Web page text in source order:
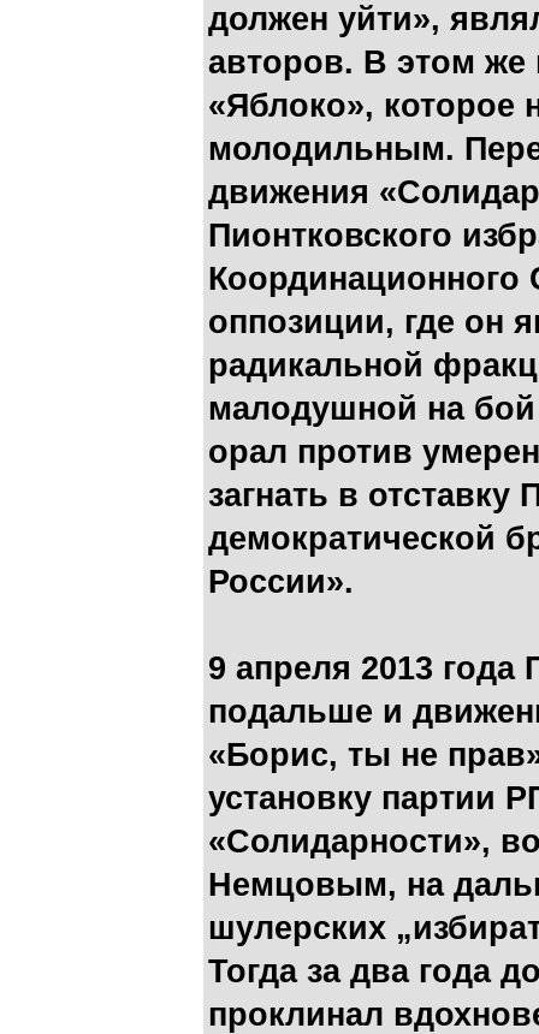
должен уйти»,
авторов. В этом же
«Яблоко», которое
молодильным.
движения
Пионтковского
Координационного
оппозиции, где он
радикальной
малодушной на
орал против
загнать в отставку
демократической
России».
9 апреля 2013 года
подальше и
«Борис, ты не
установку партии
«Солидарности»,
Немцовым, на
шулерских
Тогда за два года
проклинал